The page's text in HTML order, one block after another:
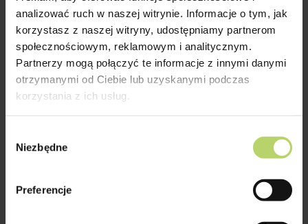
analizować ruch w naszej witrynie. Informacje o tym, jak
korzystasz z naszej witryny, udostępniamy partnerom
społecznościowym, reklamowym i analitycznym.
Partnerzy mogą połączyć te informacje z innymi danymi
otrzymanymi od Ciebie lub uzyskanymi podczas
korzystania z ich usług.
zgody
Niezbędne
Preferencje
Cechuje się on wyższą odpornością na
pełzanie, lecz jego udarność i zdolność
tłumienia drgań są mniejsze niż w
przypadku innych tworzyw. Takie
właściwości są niezwykle pożądane m.in.
automatach tokarskich. Oprócz tego warto
włóknami szklanymi (PA 6 GF30), która